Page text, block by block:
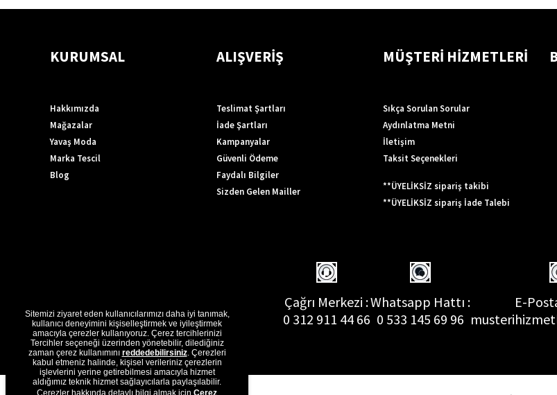
KURUMSAL
Hakkımızda
Mağazalar
Yavaş Moda
Marka Tescil
Blog
ALIŞVERİŞ
Teslimat Şartları
İade Şartları
Kampanyalar
Güvenli Ödeme
Faydalı Bilgiler
Sizden Gelen Mailler
MÜŞTERİ HİZMETLERİ
Sıkça Sorulan Sorular
Aydınlatma Metni
İletişim
Taksit Seçenekleri
**ÜYELİKSİZ sipariş takibi
**ÜYELİKSİZ sipariş İade Talebi
Çağrı Merkezi :
0 312 911 44 66
Whatsapp Hattı :
0 533 145 69 96
E-
Sitemizi ziyaret eden kullanıcılarımızı daha iyi tanımak,
kullanıcı deneyimini kişiselleştirmek ve iyileştirmek
amacıyla çerezler kullanıyoruz. Çerez tercihlerinizi
Tercihler seçeneği üzerinden yönetebilir, dilediğiniz
zaman çerez kullanımını reddedebilirsiniz. Çerezleri
kabul etmeniz halinde, kişisel verileriniz çerezlerin
işlevlerini yerine getirebilmesi amacıyla hizmet
aldığımız teknik hizmet sağlayıcılarla paylaşılabilir.
Çerezler hakkında detaylı bilgi almak için Çerez